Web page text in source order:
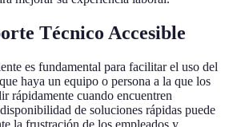
Técnico Accesible
es fundamental para facilitar el uso del
haya un equipo o persona a la que los
rápidamente cuando encuentren
de soluciones rápidas puede
la frustración de los empleados y